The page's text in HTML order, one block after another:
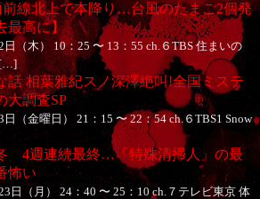
線北上で本降り…台風のたまご2個発
最高に】
（木） 10：25 〜 13：55 ch.６TBS 住まいの
[…]
話 相葉雅紀スノ深澤絶叫!全国ミステ
大調査SP
（金曜日） 21：15 〜 22：54 ch.６TBS1 Snow
4週連続最終…「特殊清掃人」の最
怖い
日（月） 24：40 〜 25：10 ch.７テレビ東京 体